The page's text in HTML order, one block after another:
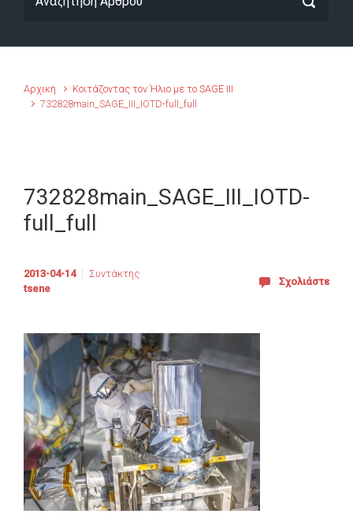
Αρχική
Κοιτάζοντας τον Ήλιο με το SAGE III
732828main_SAGE_III_IOTD-full_full
732828main_SAGE_III_IOTD-
full_full
2013-04-14
Συντάκτης
tsene
Σχολιάστε